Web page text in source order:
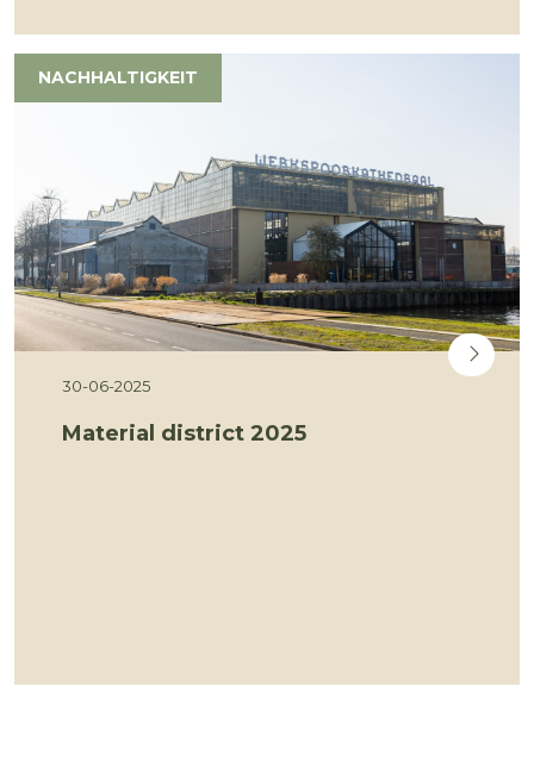
NACHHALTIGKEIT
30-06-2025
Material district 2025